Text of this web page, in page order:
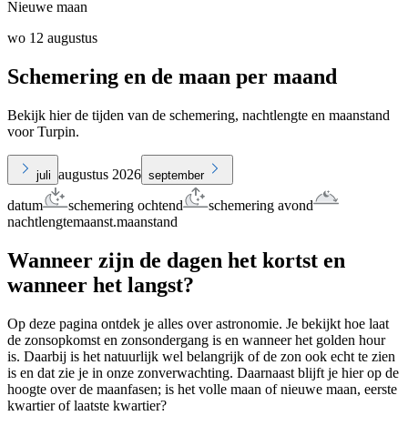
Nieuwe maan
wo 12 augustus
Schemering en de maan per maand
Bekijk hier de tijden van de schemering, nachtlengte en maanstand
voor Turpin.
juli augustus 2026 september
datum schemering ochtend
schemering avond
nachtlengtemaanst.maanstand
Wanneer zijn de dagen het kortst en
wanneer het langst?
Op deze pagina ontdek je alles over astronomie. Je bekijkt hoe laat
de zonsopkomst en zonsondergang is en wanneer het golden hour
is. Daarbij is het natuurlijk wel belangrijk of de zon ook echt te zien
is en dat zie je in onze zonverwachting. Daarnaast blijft je hier op de
hoogte over de maanfasen; is het volle maan of nieuwe maan, eerste
kwartier of laatste kwartier?